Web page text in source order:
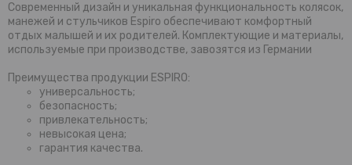
Современный дизайн и уникальная функциональность колясок,
манежей и стульчиков Espiro обеспечивают комфортный
отдых малышей и их родителей. Комплектующие и материалы,
используемые при производстве, завозятся из Германии
Преимущества продукции ESPIRO:
универсальность;
безопасность;
привлекательность;
невысокая цена;
гарантия качества.